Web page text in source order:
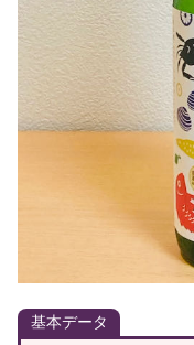
基本データ